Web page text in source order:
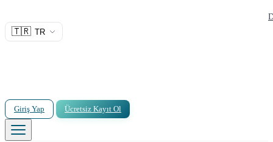
🇹🇷 TR
Giriş Yap Ücretsiz Kayıt Ol